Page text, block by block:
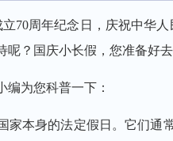
70周年纪念日，庆祝中华
？国庆小长假，您准备好
为您科普一下：
家本身的法定假日。它们通